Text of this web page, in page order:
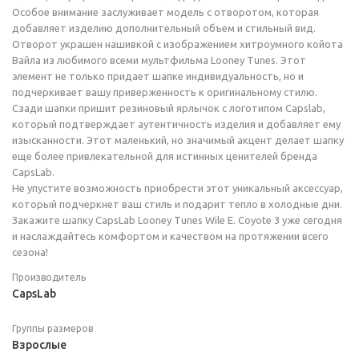
Особое внимание заслуживает модель с отворотом, которая
добавляет изделию дополнительный объем и стильный вид.
Отворот украшен нашивкой с изображением хитроумного койота
Вайла из любимого всеми мультфильма Looney Tunes. Этот
элемент не только придает шапке индивидуальность, но и
подчеркивает вашу приверженность к оригинальному стилю.
Сзади шапки пришит резиновый ярлычок с логотипом Capslab,
который подтверждает аутентичность изделия и добавляет ему
изысканности. Этот маленький, но значимый акцент делает шапку
еще более привлекательной для истинных ценителей бренда
CapsLab.
Не упустите возможность приобрести этот уникальный аксессуар,
который подчеркнет ваш стиль и подарит тепло в холодные дни.
Закажите шапку CapsLab Looney Tunes Wile E. Coyote 3 уже сегодня
и наслаждайтесь комфортом и качеством на протяжении всего
сезона!
Производитель
CapsLab
Группы размеров
Взрослые